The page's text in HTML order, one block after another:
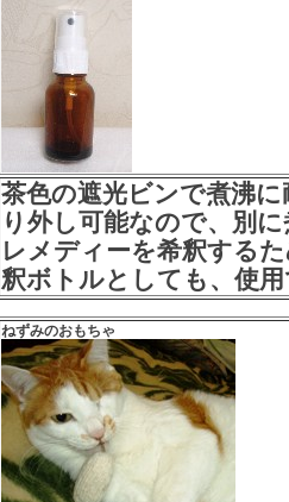
茶色の遮光ビンで煮沸
り外し可能なので、別
レメディーを希釈する
釈ボトルとしても、使
ねずみのおもちゃ